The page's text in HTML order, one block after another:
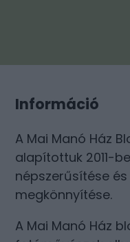
Információ
A Mai Manó Ház
alapítottuk 2011-
népszerűsítése
megkönnyítése.
A Mai Manó Ház